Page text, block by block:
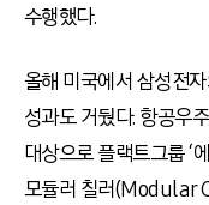
수행했다.
올해 미국에서 삼성전
성과도 거뒀다. 항공우
대상으로 플랙트그룹 ‘
모듈러 칠러(Modular